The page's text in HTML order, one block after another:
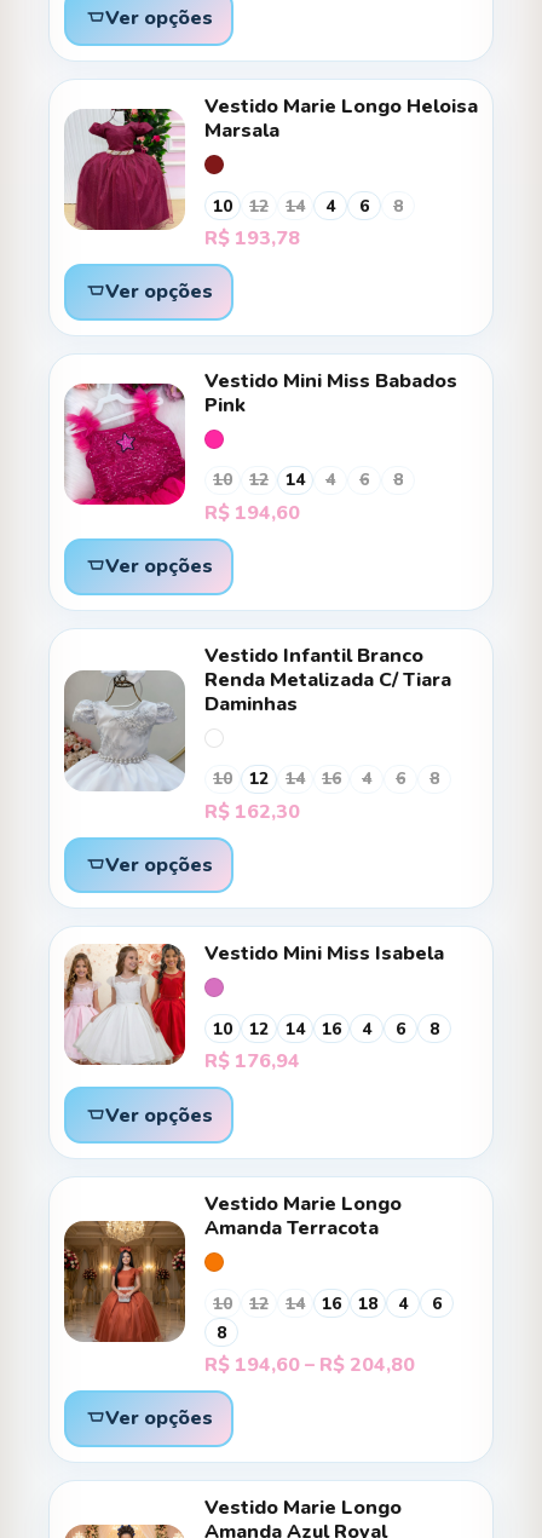
Ver opções
Vestido Marie Longo Heloisa
Marsala
10 12 14 4 6 8
R$ 193,78
Ver opções
Vestido Mini Miss Babados
Pink
10 12 14 4 6 8
R$ 194,60
Ver opções
Vestido Infantil Branco
Renda Metalizada C/ Tiara
Daminhas
10 12 14 16 4 6 8
R$ 162,30
Ver opções
Vestido Mini Miss Isabela
10 12 14 16 4 6 8
R$ 176,94
Ver opções
Vestido Marie Longo
Amanda Terracota
10 12 14 16 18 4
6
8
R$ 194,60– R$ 204,80Faixa
R$ 194,60
através
R$ 204,80
Ver opções
Vestido Marie Longo
Amanda Azul Royal